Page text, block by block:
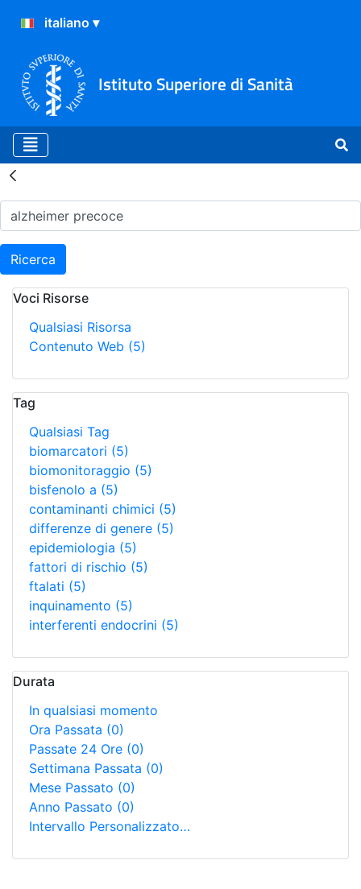
Istituto Superiore di Sanità
Risultati della Ricerca -
Ricerca
Voci Risorse
Qualsiasi Risorsa
Contenuto Web (5)
Tag
Qualsiasi Tag
biomarcatori (5)
biomonitoraggio (5)
bisfenolo a (5)
contaminanti chimici (5)
differenze di genere (5)
epidemiologia (5)
fattori di rischio (5)
ftalati (5)
inquinamento (5)
interferenti endocrini (5)
Durata
In qualsiasi momento
Ora Passata (0)
Passate 24 Ore (0)
Settimana Passata (0)
Mese Passato (0)
Anno Passato (0)
Intervallo Personalizzato…